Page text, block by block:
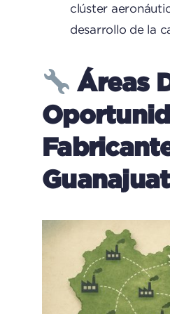
clúster
desarrollo de la
Áreas